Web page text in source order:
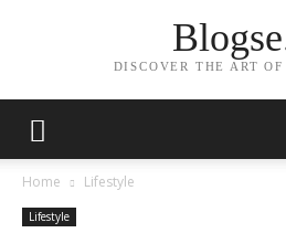
DISCOVER THE ART
Home Lifestyle
Lifestyle